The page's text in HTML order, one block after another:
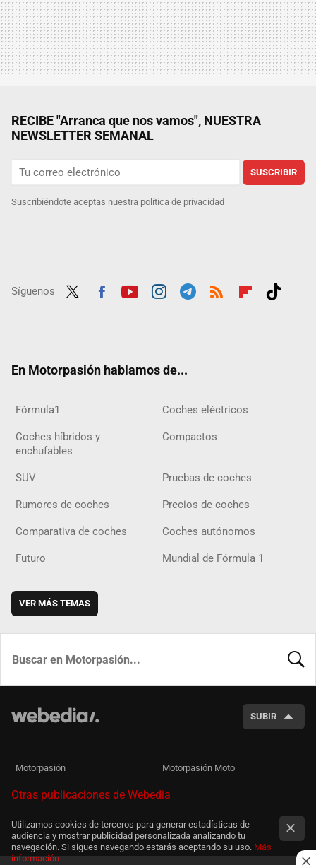
RECIBE "Arranca que nos vamos", NUESTRA
NEWSLETTER SEMANAL
SUSCRIBIR
Suscribiéndote aceptas nuestra política de privacidad
Síguenos
En Motorpasión hablamos de...
Fórmula1 Coches eléctricos
Coches híbridos y
enchufables
Compactos
SUV Pruebas de coches
Rumores de coches Precios de coches
Comparativa de coches Coches autónomos
Futuro Mundial de Fórmula 1
VER MÁS TEMAS
SUBIR
Motorpasión Motorpasión Moto
Otras publicaciones de Webedia
Utilizamos cookies de terceros para generar estadísticas de
audiencia y mostrar publicidad personalizada analizando tu
navegación. Si sigues navegando estarás aceptando su uso. Más
información